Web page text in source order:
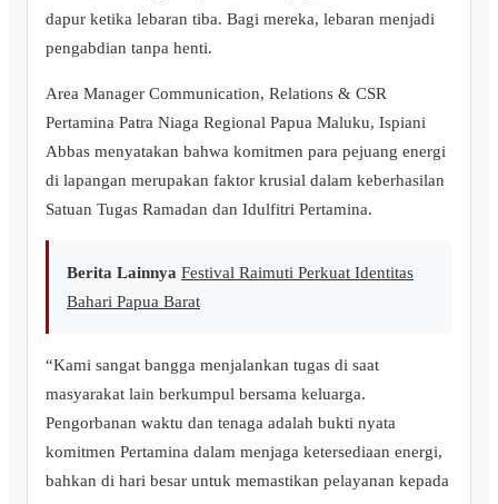
dapur ketika lebaran tiba. Bagi mereka, lebaran menjadi
pengabdian tanpa henti.
​Area Manager Communication, Relations & CSR
Pertamina Patra Niaga Regional Papua Maluku, Ispiani
Abbas menyatakan bahwa komitmen para pejuang energi
di lapangan merupakan faktor krusial dalam keberhasilan
Satuan Tugas Ramadan dan Idulfitri Pertamina.
Berita Lainnya Festival Raimuti Perkuat Identitas
Bahari Papua Barat
​“Kami sangat bangga menjalankan tugas di saat
masyarakat lain berkumpul bersama keluarga.
Pengorbanan waktu dan tenaga adalah bukti nyata
komitmen Pertamina dalam menjaga ketersediaan energi,
bahkan di hari besar untuk memastikan pelayanan kepada